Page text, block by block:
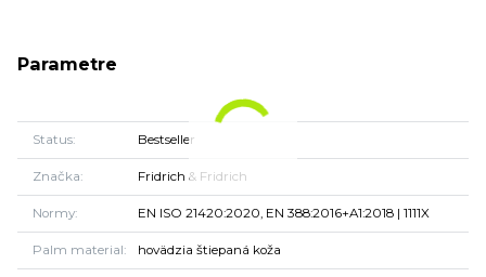
Parametre
Status Bestseller
Značka Fridrich & Fridrich
Normy EN ISO 21420:2020, EN 388:2016+A1:2018 | 1111X
Palm material hovädzia štiepaná koža